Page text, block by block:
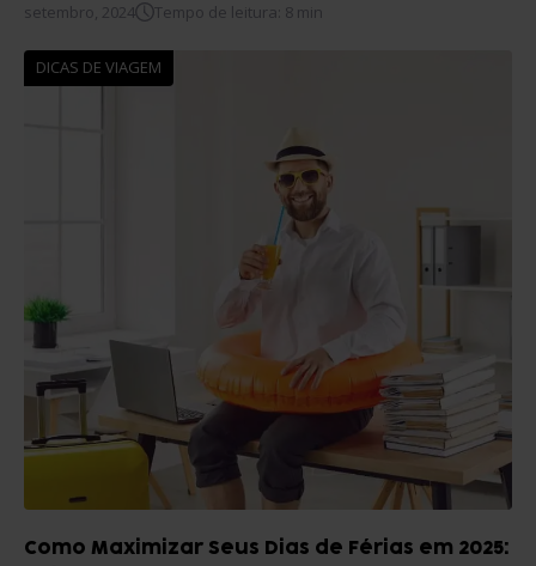
setembro, 2024 Tempo de leitura: 8 min
DICAS DE VIAGEM
Como Maximizar Seus Dias de Férias em 2025: